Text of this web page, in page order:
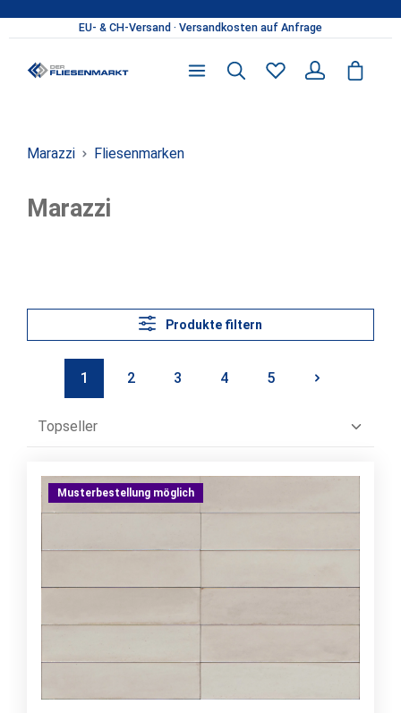
Zum Hauptinhalt springen
Du hast 0 Produkte
Fliesenmarken
Marazzi
Marazzi
Produkte filtern
Seite
1
Seite
2
Seite
3
Seite
4
Seite
5
Musterbestellung möglich